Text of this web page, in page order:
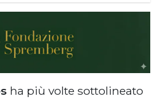
ha più volte sottolineato